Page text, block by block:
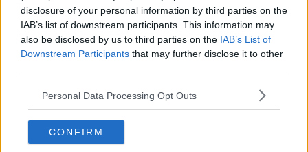
disclosure of your personal information by third parties on the
IAB’s list of downstream participants. This information may
also be disclosed by us to third parties on the IAB’s List of
Downstream Participants that may further disclose it to other
Personal Data Processing Opt Outs
CONFIRM
Terceiro equipamento de guarda-redes do
Manchester United 25-26